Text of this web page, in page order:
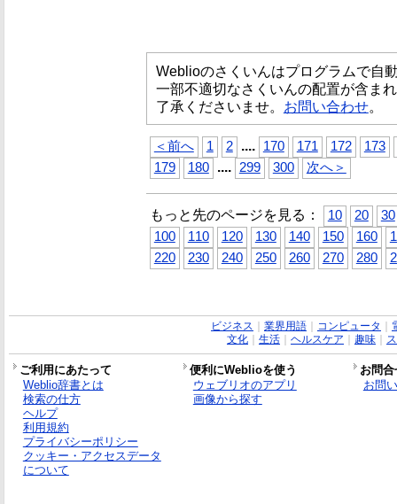
Weblioのさくいんはプログラムで自
一部不適切なさくいんの配置が含ま
了承くださいませ。 お問い合わせ。
＜前へ 1 2 .... 170 171 172
173
179
180 .... 299 300 次へ＞
もっと先のページを見る： 10 20
30
100
110 120 130 140 150 160
220
230 240 250 260 270 280
ビジネス 業界用語｜ コンピュータ
文化｜ 生活｜ ヘルスケア 趣味｜
ご利用にあたって 便利にWeblioを使う
お問
Weblio辞書とは
検索の仕方
ヘルプ
利用規約
プライバシーポリシー
クッキー・アクセスデータ
について
ウェブリオのアプリ
画像から探す
お問